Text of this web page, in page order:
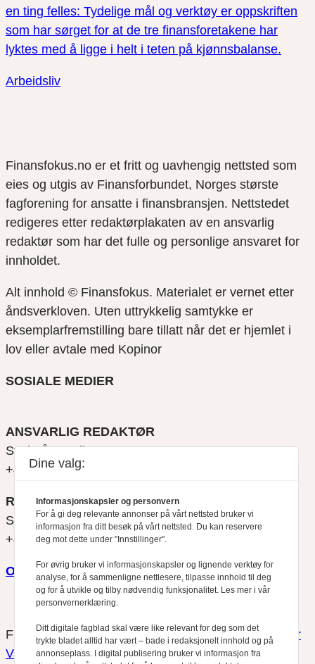
en ting felles: Tydelige mål og verktøy er oppskriften
som har sørget for at de tre finansforetakene har
lyktes med å ligge i helt i teten på kjønnsbalanse.
Arbeidsliv
Finansfokus.no er et fritt og uavhengig nettsted som
eies og utgis av Finansforbundet, Norges største
fagforening for ansatte i finansbransjen. Nettstedet
redigeres etter redaktørplakaten av en ansvarlig
redaktør som har det fulle og personlige ansvaret for
innholdet.
Alt innhold © Finansfokus. Materialet er vernet etter
åndsverkloven. Uten uttrykkelig samtykke er
eksemplarfremstilling bare tillatt når det er hjemlet i
lov eller avtale med Kopinor
SOSIALE MEDIER
ANSVARLIG REDAKTØR
Svein Åge Eriksen
+47 900 79 547
REDAKTØR
Sjur Anda
+47 470 34 460
Om oss
Finansfokus arbeider etterRedaktørplakatenog
Vær
Varsom-plakatensregler for god presseskikk, som
Dine valg:
Informasjonskapsler og personvern
For å gi deg relevante annonser på vårt nettsted bruker vi
informasjon fra ditt besøk på vårt nettsted. Du kan reservere
deg mot dette under "Innstillinger".
For øvrig bruker vi informasjonskapsler og lignende verktøy for
analyse, for å sammenligne nettlesere, tilpasse innhold til deg
og for å utvikle og tilby nødvendig funksjonalitet. Les mer i vår
personvernerklæring.
Ditt digitale fagblad skal være like relevant for deg som det
trykte bladet alltid har vært – bade i redaksjonelt innhold og på
annonseplass. I digital publisering bruker vi informasjon fra